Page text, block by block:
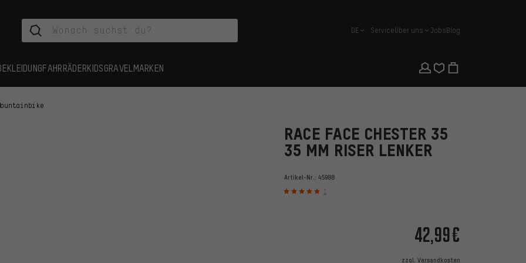
Deutsch
DE ServiceÜber uns JobsBlog
FAHRRÄDERKIDSGRAVEL MARKEN
RACE FACE CHESTER 35
35 MM RISER LENKER
Artikel-Nr.: 45988
1
42,99€
zzgl. Versandkosten